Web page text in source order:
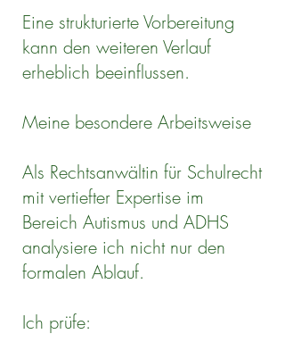
Eine strukturierte Vorbereitung
kann den weiteren Verlauf
erheblich beeinflussen.
Meine besondere Arbeitsweise
Als Rechtsanwältin für Schulrecht
mit vertiefter Expertise im
Bereich Autismus und ADHS
analysiere ich nicht nur den
formalen Ablauf.
Ich prüfe: